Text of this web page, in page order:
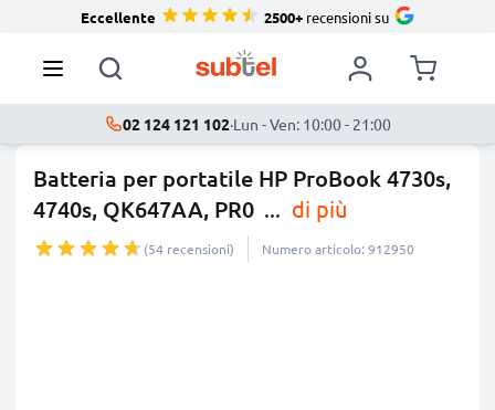
Eccellente 2500+recensioni su
02 124 121 102·Lun - Ven: 10:00 - 21:00
Batteria per portatile HP ProBook 4730s,
4740s, QK647AA, PR0 ... di più
(54 recensioni) Numero articolo: 912950